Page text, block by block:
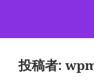
投稿者: